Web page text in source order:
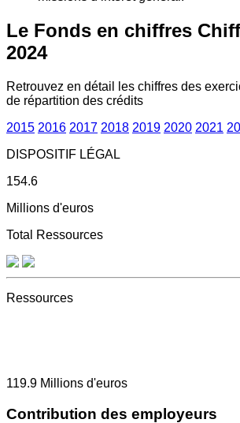
Le Fonds en chiffres
2024
Retrouvez en détail les chiffres des
de répartition des crédits
2015 2016 2017 2018 2019 2020 2021
DISPOSITIF LÉGAL
154.6
Millions d'euros
Total Ressources
Ressources
119.9 Millions d'euros
Contribution des employeurs